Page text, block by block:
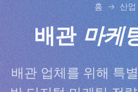
홈 산업
배관마케
배관 업체를 위해 특